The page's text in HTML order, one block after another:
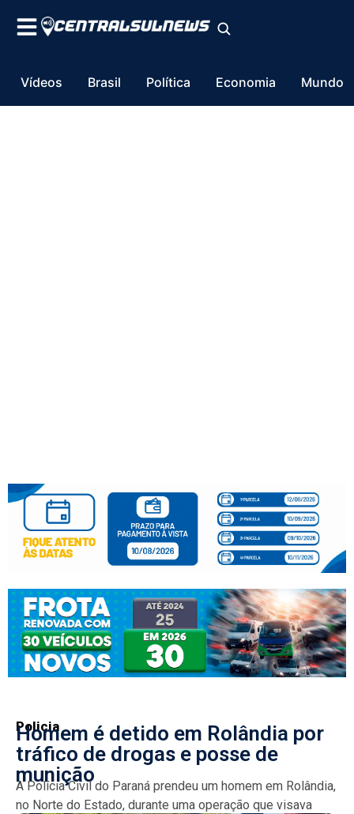
Vídeos Brasil Política Economia Mundo
Policia
Homem é detido em Rolândia por
tráfico de drogas e posse de
munição
A Polícia Civil do Paraná prendeu um homem em Rolândia,
no Norte do Estado, durante uma operação que visava